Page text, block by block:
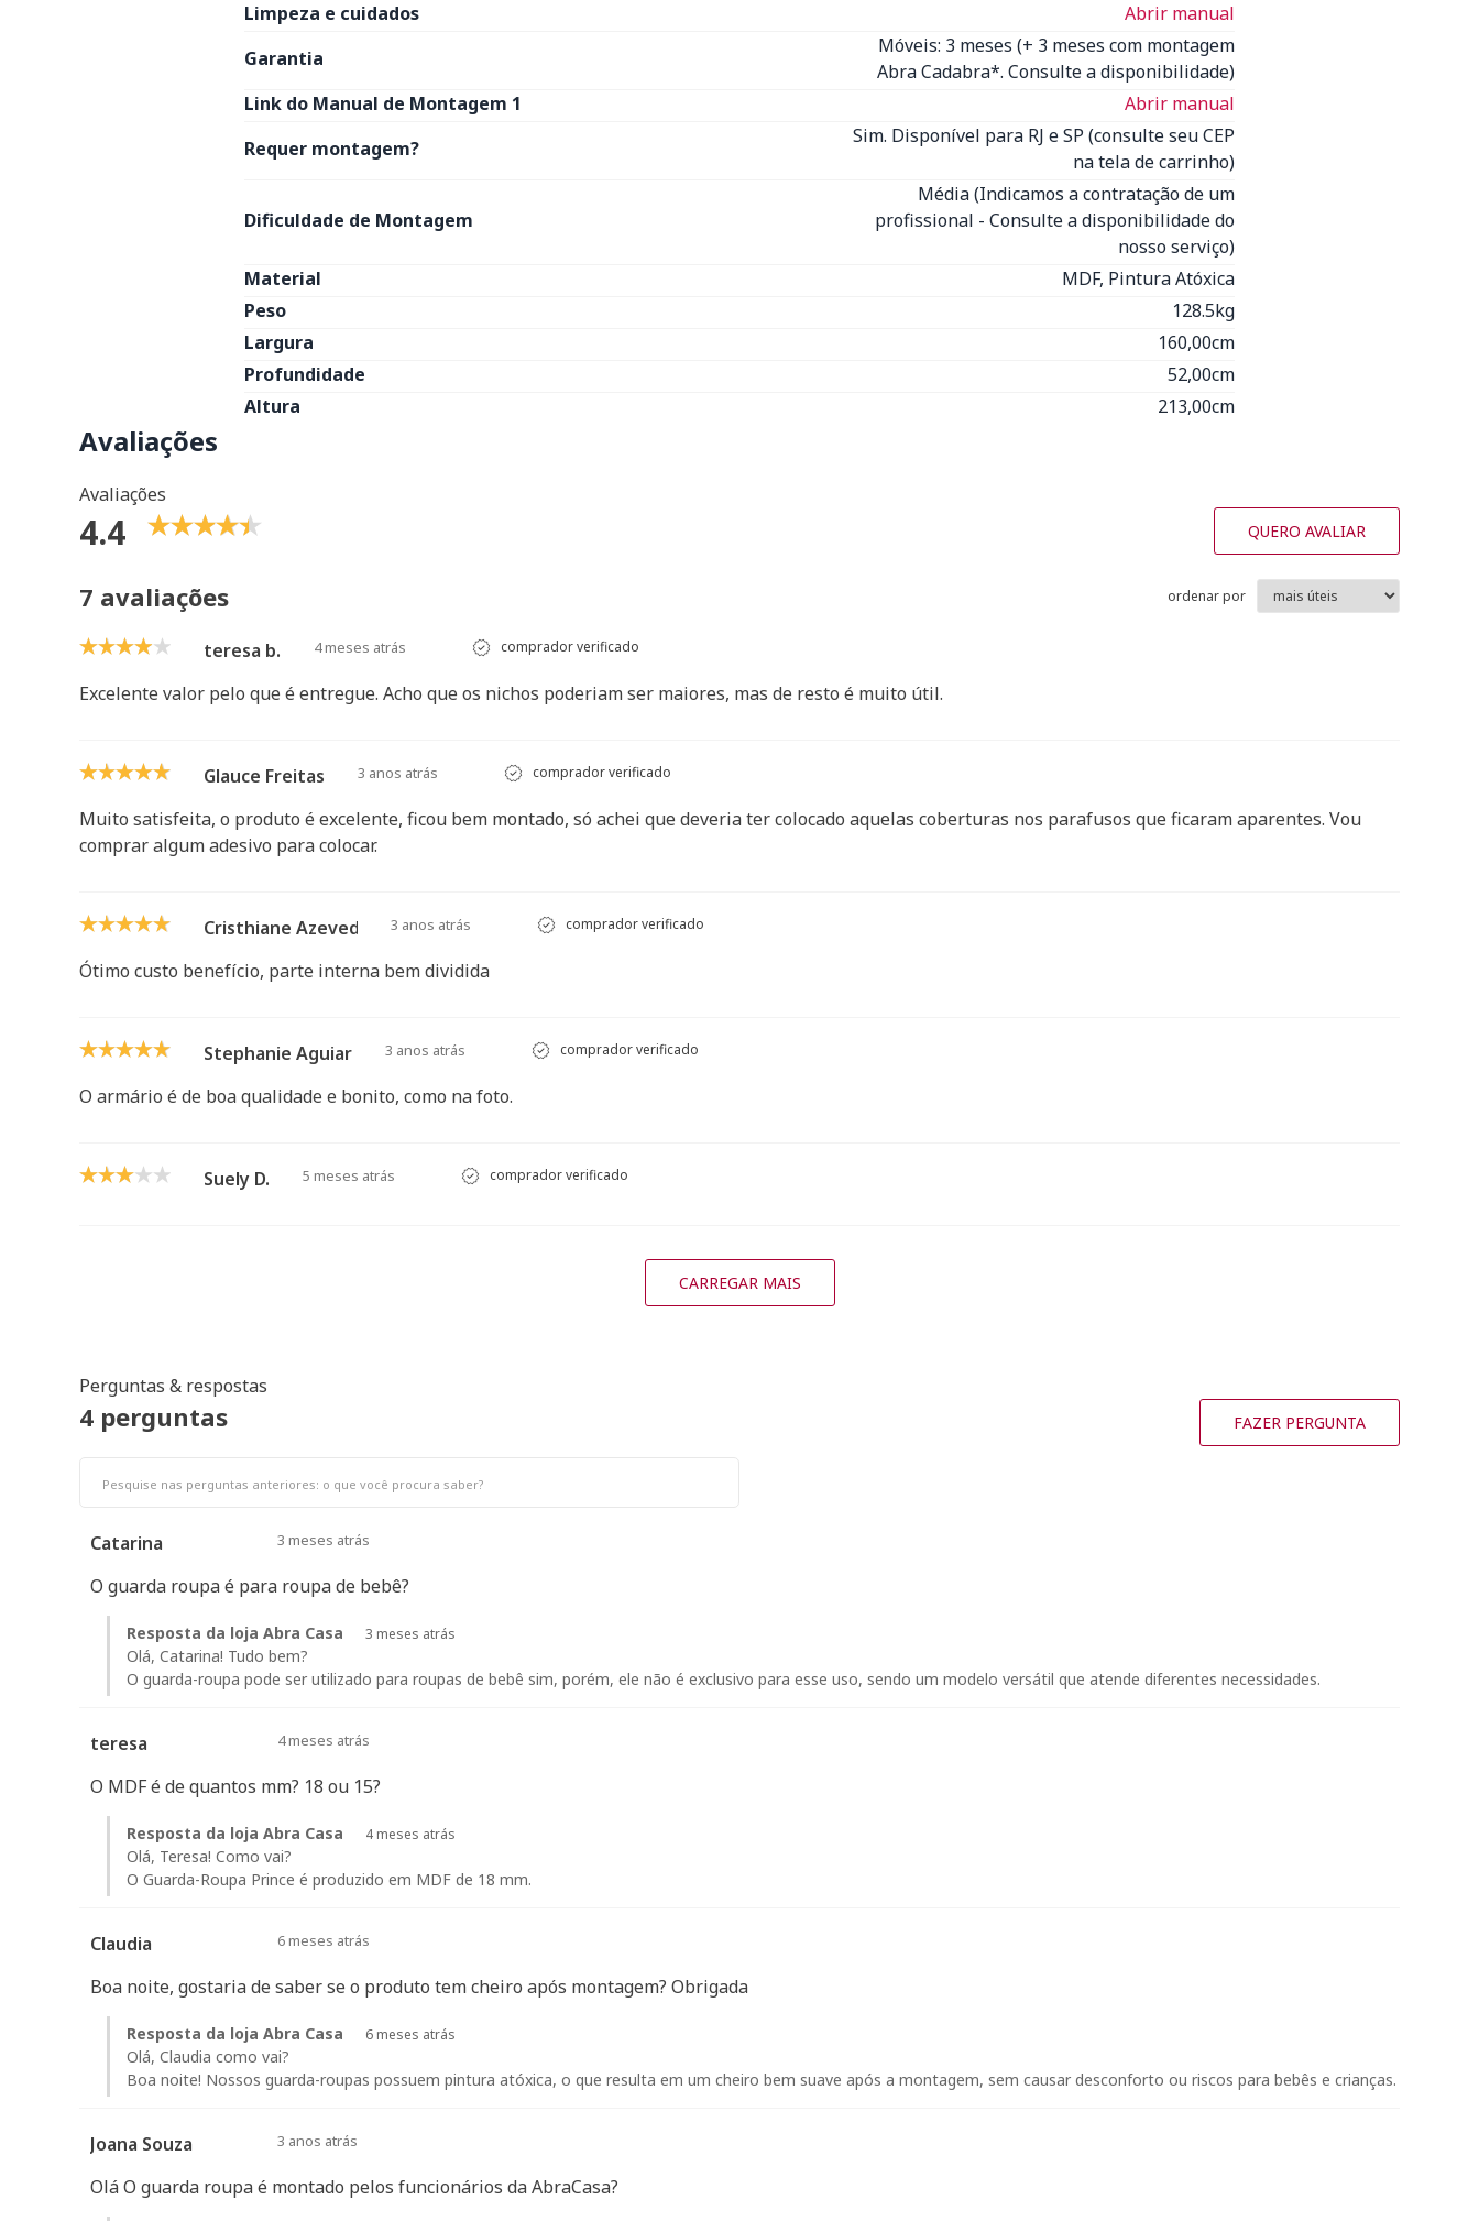
Limpeza e cuidados
Abrir manual
Garantia
Móveis: 3 meses (+ 3 meses com montagem
Abra Cadabra*. Consulte a disponibilidade)
Link do Manual de Montagem 1
Abrir manual
Requer montagem?
Sim. Disponível para RJ e SP (consulte seu CEP
na tela de carrinho)
Dificuldade de Montagem
Média (Indicamos a contratação de um
profissional - Consulte a disponibilidade do
nosso serviço)
Material
MDF, Pintura Atóxica
Peso
128.5kg
Largura
160,00cm
Profundidade
52,00cm
Altura
213,00cm
Avaliações
Avaliações
4.4 QUERO AVALIAR
7 avaliações ordenar por
teresa b. 4 meses atrás comprador verificado
Excelente valor pelo que é entregue. Acho que os nichos poderiam ser maiores, mas de resto é muito útil.
Glauce Freitas 3 anos atrás comprador verificado
Muito satisfeita, o produto é excelente, ficou bem montado, só achei que deveria ter colocado aquelas coberturas nos parafusos que ficaram aparentes. Vou
comprar algum adesivo para colocar.
Cristhiane Azevedo 3 anos atrás comprador verificado
Ótimo custo benefício, parte interna bem dividida
Stephanie Aguiar 3 anos atrás comprador verificado
O armário é de boa qualidade e bonito, como na foto.
Suely D. 5 meses atrás comprador verificado
CARREGAR MAIS
Perguntas & respostas
4 perguntas FAZER PERGUNTA
Catarina 3 meses atrás
O guarda roupa é para roupa de bebê?
Resposta da loja Abra Casa 3 meses atrás
Olá, Catarina! Tudo bem?
O guarda-roupa pode ser utilizado para roupas de bebê sim, porém, ele não é exclusivo para esse uso, sendo um modelo versátil que atende diferentes necessidades.
teresa 4 meses atrás
O MDF é de quantos mm? 18 ou 15?
Resposta da loja Abra Casa 4 meses atrás
Olá, Teresa! Como vai?
O Guarda-Roupa Prince é produzido em MDF de 18 mm.
Claudia 6 meses atrás
Boa noite, gostaria de saber se o produto tem cheiro após montagem? Obrigada
Resposta da loja Abra Casa 6 meses atrás
Olá, Claudia como vai?
Boa noite! Nossos guarda-roupas possuem pintura atóxica, o que resulta em um cheiro bem suave após a montagem, sem causar desconforto ou riscos para bebês e crianças.
Joana Souza 3 anos atrás
Olá O guarda roupa é montado pelos funcionários da AbraCasa?